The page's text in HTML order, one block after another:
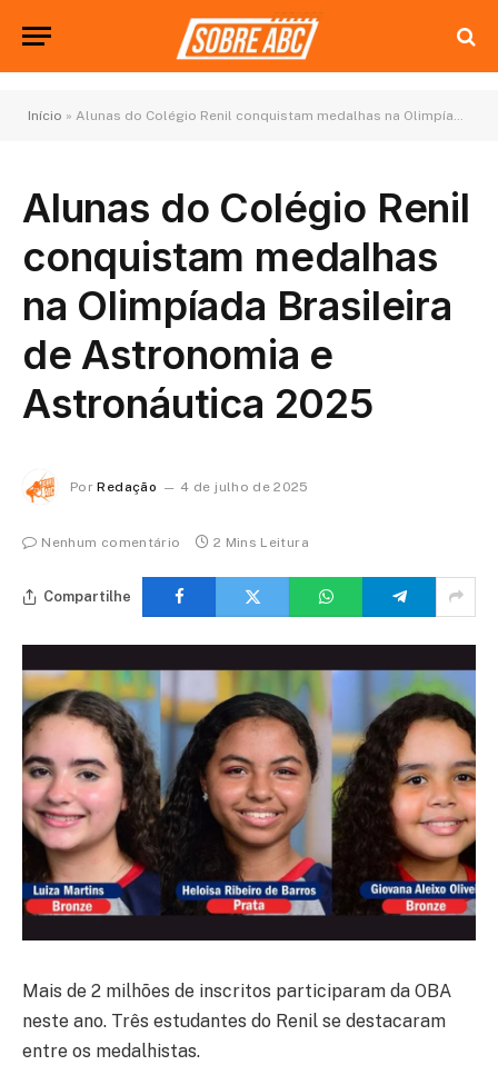
Início » Alunas do Colégio Renil conquistam medalhas na Olimpíada Brasileira de Astronomia e Astronáutica 2025
Alunas do Colégio Renil
conquistam medalhas
na Olimpíada Brasileira
de Astronomia e
Astronáutica 2025
Por Redação 4 de julho de 2025
Nenhum comentário 2 Mins Leitura
Compartilhe
Mais de 2 milhões de inscritos participaram da OBA
neste ano. Três estudantes do Renil se destacaram
entre os medalhistas.